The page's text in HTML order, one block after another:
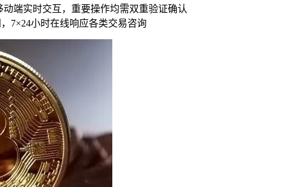
端实时交互，重要操作均需双重验证确认
7×24小时在线响应各类交易咨询